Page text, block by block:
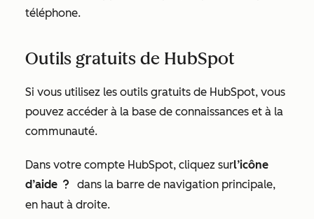
téléphone.
Outils gratuits de HubSpot
Si vous utilisez les outils gratuits de HubSpot, vous
pouvez accéder à la base de connaissances et à la
communauté.
Dans votre compte HubSpot, cliquez surl’icône
d’aide questioncircleIcon help
dans la barre de navigation principale,
en haut à droite.